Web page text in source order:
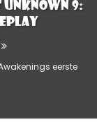
9:
eerste